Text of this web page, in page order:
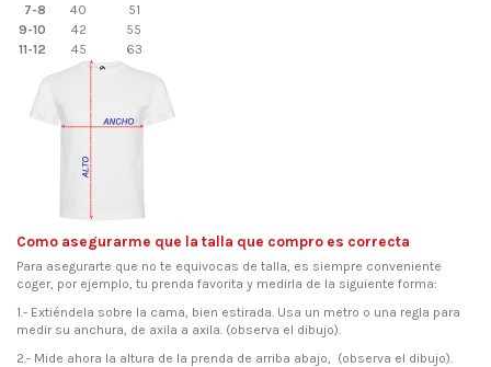
7-8
40
51
9-10
42
55
11-12
45 63
Como asegurarme que la talla que compro es correcta
Para asegurarte que no te equivocas de talla, es siempre conveniente
coger, por ejemplo, tu prenda favorita y medirla de la siguiente forma:
1.- Extiéndela sobre la cama, bien estirada. Usa un metro o una regla para
medir su anchura, de axila a axila. (observa el dibujo).
2.- Mide ahora la altura de la prenda de arriba abajo, (observa el dibujo).